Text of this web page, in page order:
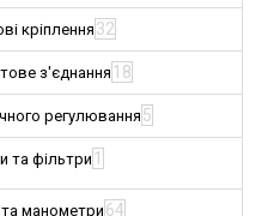
кріплення 32
з'єднання 18
регулювання 5
та фільтри 1
манометри 64